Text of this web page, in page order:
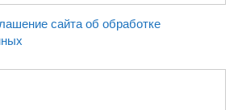
сайта об обработке